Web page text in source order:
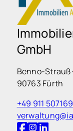
GmbH
Benno-
90763 Fürth
+49 911